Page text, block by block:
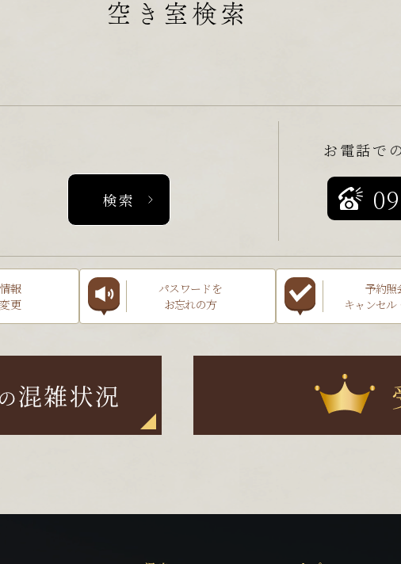
空き室検索
お電話で
報
更
パスワードを
お忘れの方
予約照
キャンセル